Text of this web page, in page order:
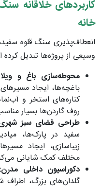
کاربردهای خلاقانه
خانه
انعطاف‌پذیری سنگ قلوه
وسیعی از پروژه‌ها تبدیل
محوطه‌سازی باغ و
باغچه‌ها، ایجاد
کناره‌های استخر و
روف گاردن‌ها بسیار
طراحی فضای سبز
سفید در پارک‌ها،
زیباسازی، ایجاد
مختلف کمک شایانی
دکوراسیون داخلی مدرن:
گلدان‌های بزرگ،